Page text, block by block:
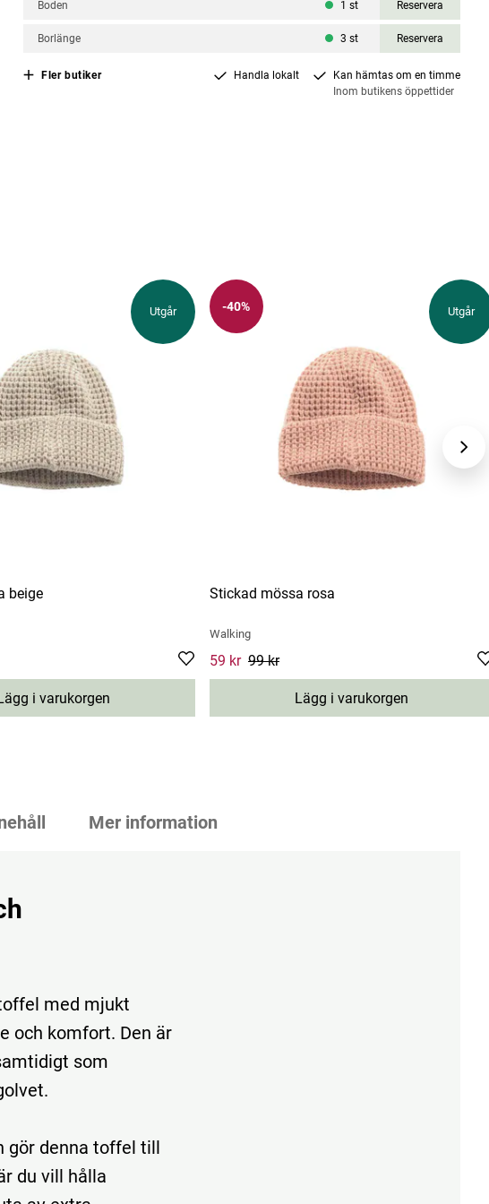
Boden 1 st Reservera
Borlänge 3 st Reservera
Fler butiker Handla lokalt
Kan hämtas om en timme
Inom butikens öppettider
Utgår
beige
i varukorgen
-40% Utgår
Stickad mössa rosa
Walking
Current price
59 kr 99 kr
Lägg i varukorgen
Mer information
med mjukt
och komfort. Den är
som
gör denna toffel till
du vill hålla